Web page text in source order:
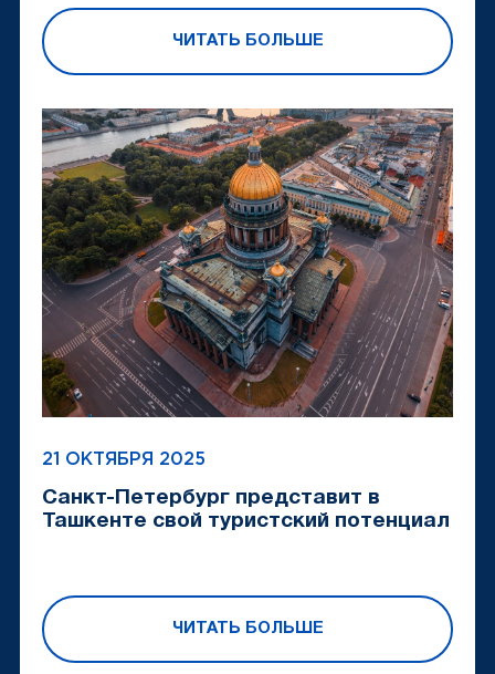
ЧИТАТЬ БОЛЬШЕ
21 ОКТЯБРЯ 2025
Санкт-Петербург представит в
Ташкенте свой туристский потенциал
ЧИТАТЬ БОЛЬШЕ